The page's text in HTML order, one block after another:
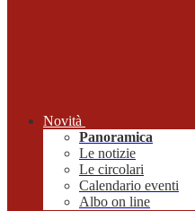
Novità
Panoramica
Le notizie
Le circolari
Calendario eventi
Albo on line